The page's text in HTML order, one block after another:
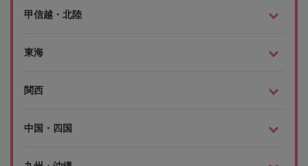
甲信越・北陸
東海
関西
中国・四国